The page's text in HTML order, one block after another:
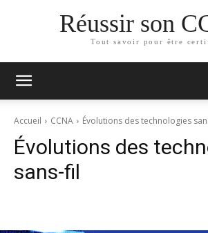
Réussir son
Tout savoir pour être
Accueil CCNA Évolutions des technologies
Évolutions des
sans-fil